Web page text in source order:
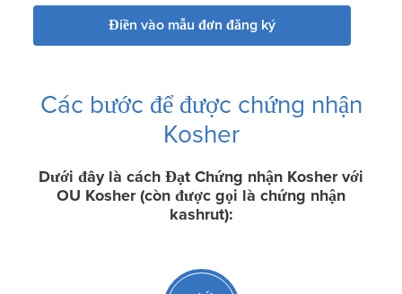
Điền vào mẫu đơn đăng ký
Các bước để được chứng nhận
Kosher
Dưới đây là cách Đạt Chứng nhận Kosher với
OU Kosher (còn được gọi là chứng nhận
kashrut):